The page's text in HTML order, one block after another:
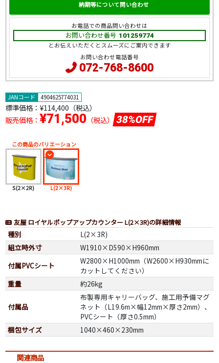
JANコード 4904625774031
標準価格： ¥114,400（税込）
販売価格： ¥71,500 （税込） 38%OFF
この商品のバリエーション
S(2×2R) L(2×3R)
友屋 ロイヤルポップアップカウンター L(2×3R)の詳細情報
種別
L(2×3R)
組立時外寸
W1910×D590×H960mm
付属PVCシート
W2800×H1000mm（W2600×H930mmに
カットしてください）
重量
約26kg
付属品
布製専用キャリーバッグ、施工用予備マグ
ネット（L19.6m×幅12mm×厚さ2mm）、
PVCシート（厚さ0.5mm）
梱包サイズ
1040×460×230mm
関連商品
納期等について問い合わせ
お電話での商品問い合わせは
お問い合わせ番号 101259774
とお伝えいただくとスムーズにご案内できます
お問い合わせ電話番号
072-768-8600